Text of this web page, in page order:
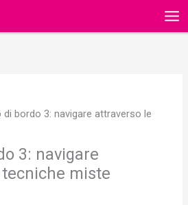
di bordo 3: navigare attraverso le
3: navigare
miste